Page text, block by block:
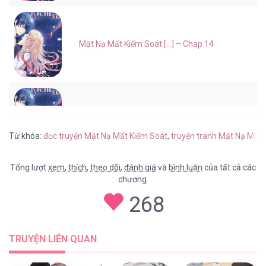
Mặt Nạ Mất Kiểm Soát [...] – Chap 14
Mặt Nạ Mất Kiểm Soát [...] – Chap 12
Từ khóa: đọc truyện Mặt Nạ Mất Kiểm Soát, truyện tranh Mặt Nạ Mất
Tổng lượtxem, thích, theo dõi, đánh giá và bình luận của tất cả các
chương.
268
TRUYỆN LIÊN QUAN